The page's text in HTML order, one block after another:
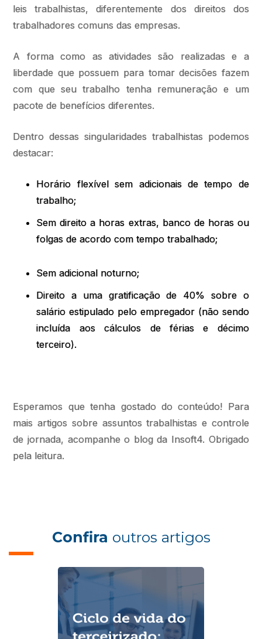
leis trabalhistas, diferentemente dos direitos dos
trabalhadores comuns das empresas.
A forma como as atividades são realizadas e a
liberdade que possuem para tomar decisões fazem
com que seu trabalho tenha remuneração e um
pacote de benefícios diferentes.
Dentro dessas singularidades trabalhistas podemos
destacar:
Horário flexível sem adicionais de tempo de
trabalho;
Sem direito a horas extras, banco de horas ou
folgas de acordo com tempo trabalhado;
Sem adicional noturno;
Direito a uma gratificação de 40% sobre o
salário estipulado pelo empregador (não sendo
incluída aos cálculos de férias e décimo
terceiro).
Esperamos que tenha gostado do conteúdo! Para
mais artigos sobre assuntos trabalhistas e controle
de jornada, acompanhe o blog da Insoft4. Obrigado
pela leitura.
Confira outros artigos